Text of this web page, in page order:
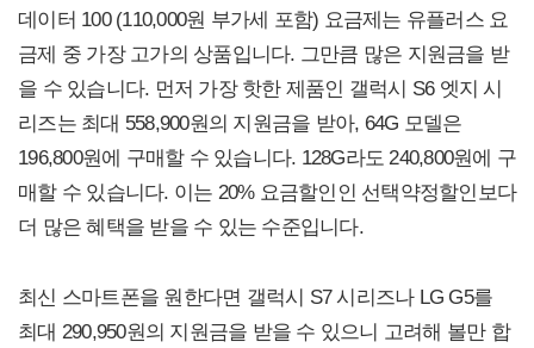
데이터 100 (110,000원 부가세 포함) 요금제는 유플러스 요
금제 중 가장 고가의 상품입니다. 그만큼 많은 지원금을 받
을 수 있습니다. 먼저 가장 핫한 제품인 갤럭시 S6 엣지 시
리즈는 최대 558,900원의 지원금을 받아, 64G 모델은
196,800원에 구매할 수 있습니다. 128G라도 240,800원에 구
매할 수 있습니다. 이는 20% 요금할인인 선택약정할인보다
더 많은 혜택을 받을 수 있는 수준입니다.
최신 스마트폰을 원한다면 갤럭시 S7 시리즈나 LG G5를
최대 290,950원의 지원금을 받을 수 있으니 고려해 볼만 합